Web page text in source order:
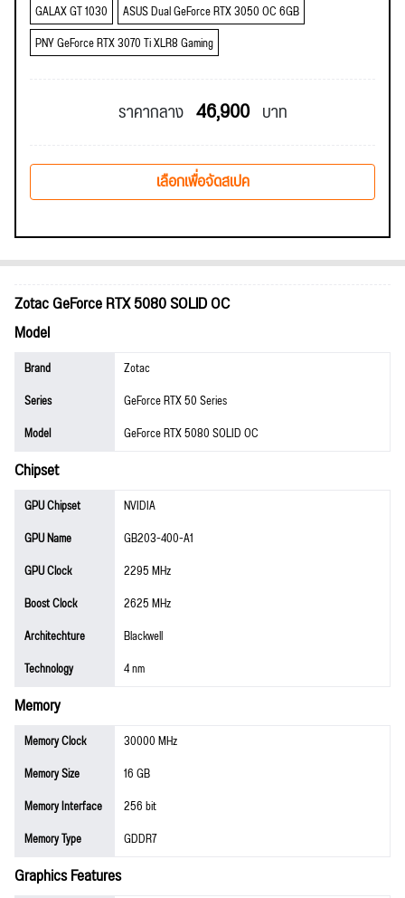
GALAX GT 1030
ASUS Dual GeForce RTX 3050 OC 6GB
PNY GeForce RTX 3070 Ti XLR8 Gaming
ราคากลาง 46,900 บาท
เลือกเพื่อจัดสเปค
Zotac GeForce RTX 5080 SOLID OC
Model
Brand
Zotac
Series
GeForce RTX 50 Series
Model
GeForce RTX 5080 SOLID OC
Chipset
GPU Chipset
NVIDIA
GPU Name
GB203-400-A1
GPU Clock
2295 MHz
Boost Clock
2625 MHz
Architechture
Blackwell
Technology
4 nm
Memory
Memory Clock
30000 MHz
Memory Size
16 GB
Memory Interface
256 bit
Memory Type
GDDR7
Graphics Features